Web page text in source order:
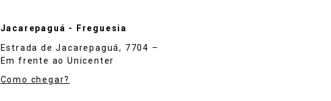
Jacarepaguá - Freguesia
Estrada de Jacarepaguá, 7704 –
Em frente ao Unicenter
Como chegar?